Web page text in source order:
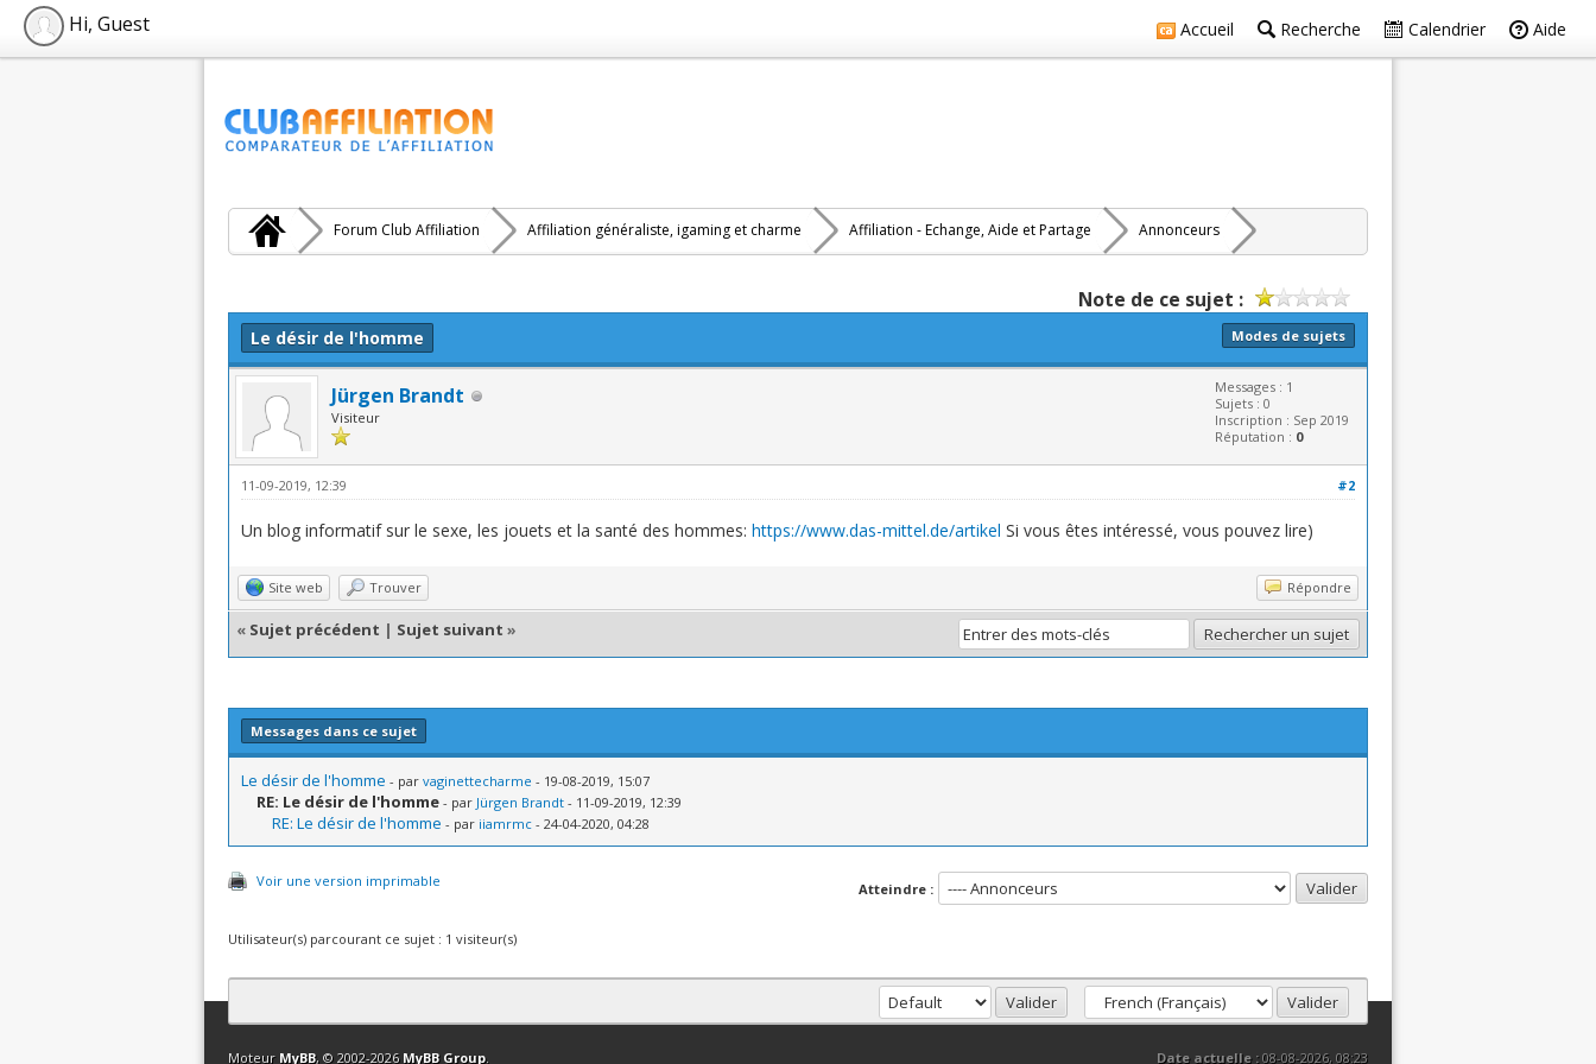
Accueil Recherche Calendrier Aide
Hi, Guest
Forum Club Affiliation Affiliation généraliste, igaming et charme Affiliation - Echange, Aide et Partage Annonceurs
Note de ce sujet :
Modes de sujets
Le désir de l'homme
Jürgen Brandt
Visiteur
Messages : 1
Sujets : 0
Inscription : Sep 2019
Réputation : 0
#2
11-09-2019, 12:39
Un blog informatif sur le sexe, les jouets et la santé des hommes: https://www.das-mittel.de/artikel Si vous êtes intéressé, vous pouvez lire)
Site web Trouver Répondre
« Sujet précédent | Sujet suivant »
Messages dans ce sujet
Le désir de l'homme - par vaginettecharme - 19-08-2019, 15:07
RE: Le désir de l'homme - par Jürgen Brandt - 11-09-2019, 12:39
RE: Le désir de l'homme - par iiamrmc - 24-04-2020, 04:28
Voir une version imprimable Atteindre :
Utilisateur(s) parcourant ce sujet : 1 visiteur(s)
Contact Club Affiliation Retourner en haut Version bas-débit (Archivé) Syndication RSS
Date actuelle :08-08-2026, 08:23
Moteur MyBB, © 2002-2026 MyBB Group.